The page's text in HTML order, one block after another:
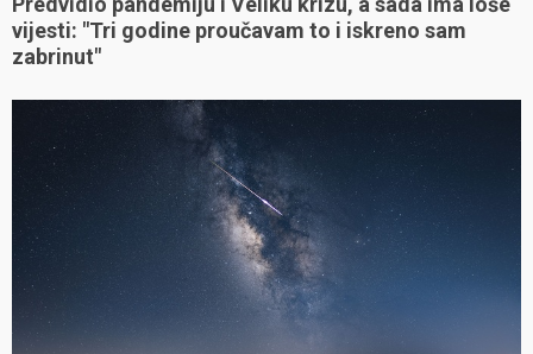
vijesti: "Tri godine proučavam to i iskreno sam
zabrinut"